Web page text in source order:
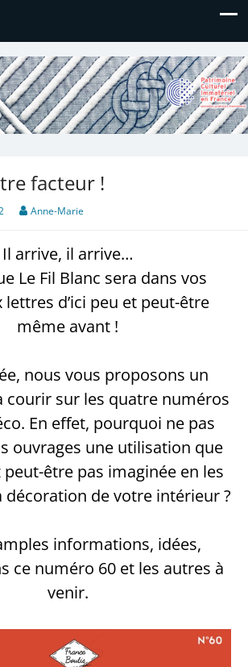
facteur !
Anne-Marie
Il arrive, il arrive…
Le Fil Blanc sera dans vos
lettres d’ici peu et peut-être
même avant !
nous vous proposons un
courir sur les quatre numéros
En effet, pourquoi ne pas
ouvrages une utilisation que
peut-être pas imaginée en les
décoration de votre intérieur ?
informations, idées,
ce numéro 60 et les autres à
venir.